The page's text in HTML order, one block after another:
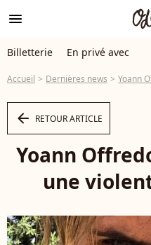
menu
Billetterie En privé avec
Accueil Dernières news Yoann
arrow_left RETOUR ARTICLE
Yoann
une